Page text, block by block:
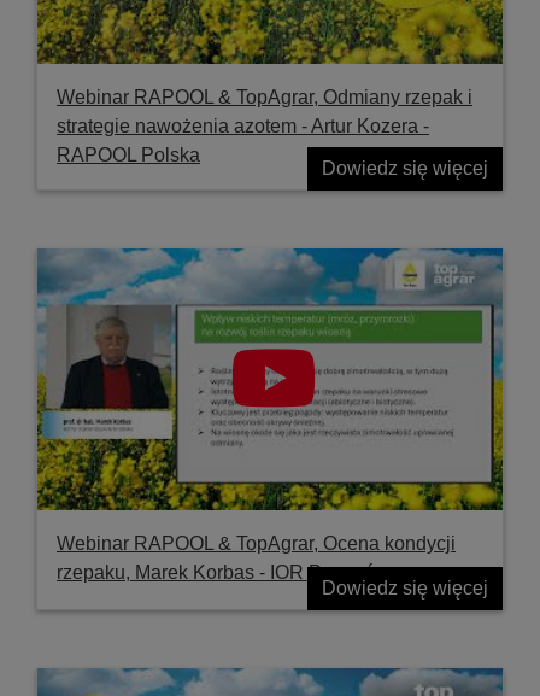
Webinar RAPOOL & TopAgrar, Odmiany rzepak i
strategie nawożenia azotem - Artur Kozera -
RAPOOL Polska
Dowiedz się więcej
Webinar RAPOOL & TopAgrar, Ocena kondycji
rzepaku, Marek Korbas - IOR Poznań
Dowiedz się więcej